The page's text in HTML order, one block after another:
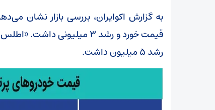
رشد ۵ میلیون داشت.